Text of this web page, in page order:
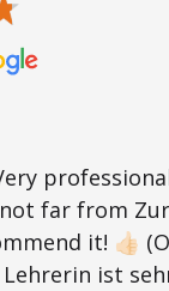
far from
it! 👍🏻
Lehrerin ist